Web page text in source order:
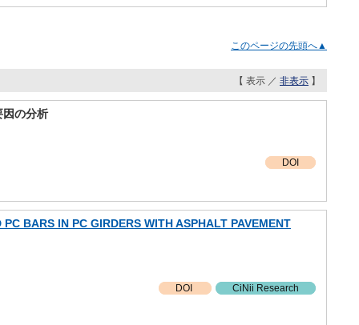
このページの先頭へ▲
【 表示 ／ 非表示 】
因の分析
DOI
BARS IN PC GIRDERS WITH ASPHALT PAVEMENT
DOI CiNii Research